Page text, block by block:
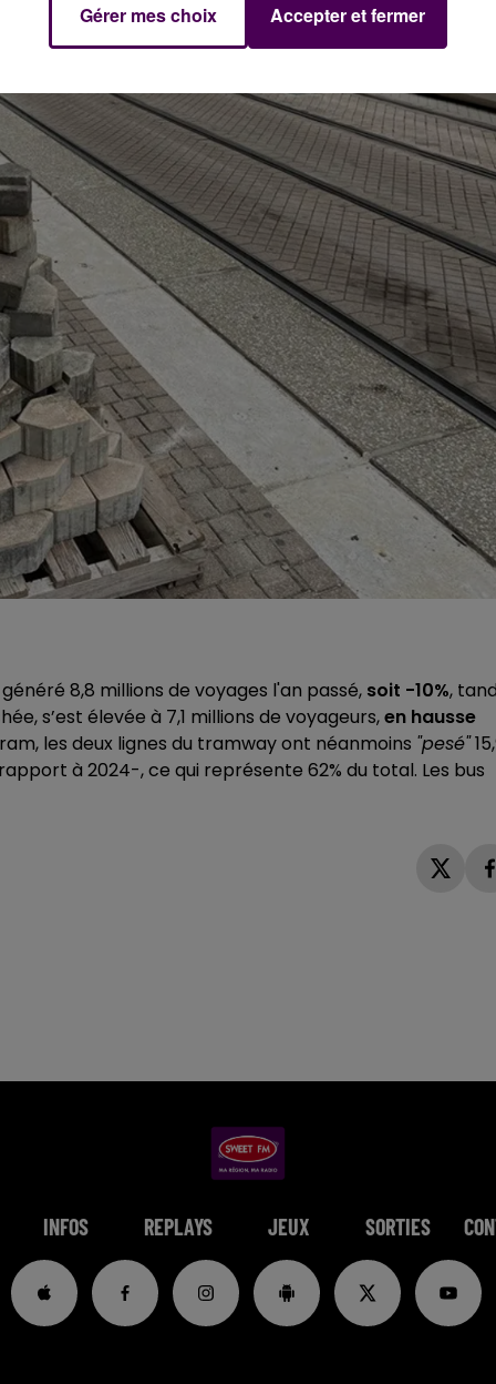
8,8 millions de voyages l'an passé, soit -10%,
s’est élevée à 7,1 millions de voyageurs,en hausse
les deux lignes du tramway ont néanmoins "pesé"
à 2024-, ce qui représente 62% du total. Les bus
INFOS REPLAYS JEUX SORTIES
Gérer mes choix Accepter et fermer